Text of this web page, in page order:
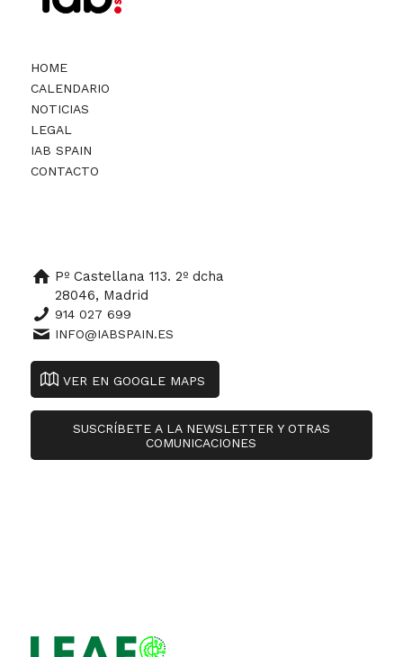
HOME
CALENDARIO
NOTICIAS
LEGAL
IAB SPAIN
CONTACTO
Pº Castellana 113. 2º dcha
28046, Madrid
914 027 699
INFO@IABSPAIN.ES
VER EN GOOGLE MAPS
SUSCRÍBETE A LA NEWSLETTER Y OTRAS
COMUNICACIONES